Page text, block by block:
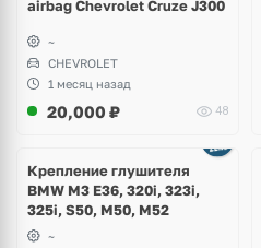
airbag Chevrolet Cruze J300
~
CHEVROLET
1 месяц назад
20,000 ₽ 48
Крепление глушителя
BMW M3 E36, 320i, 323i,
325i, S50, M50, M52
~